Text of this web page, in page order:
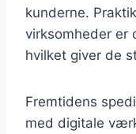
kunderne.
virksomheder er
hvilket giver de
Fremtidens
med digitale